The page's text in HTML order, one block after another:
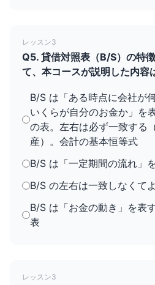
レッスン3
Q5. 貸借対照表（B/S）の特
て、本コースが説明した内容
B/S は「ある時点に会社が
いくらが自分のお金か」を
の表。左右は必ず一致する
産）。会計の基本恒等式
B/S は「一定期間の流れ」
B/S の左右は一致しなくて
B/S は「お金の動き」を表
表
レッスン3